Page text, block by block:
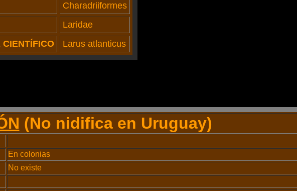
Charadriiformes
Laridae
CIENTÍFICO
Larus atlanticus
(No nidifica en Uruguay)
En colonias
No existe